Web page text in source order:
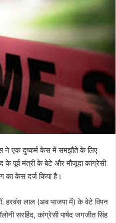
ने एक दुष्कर्म केस में समझौते के लिए
पूर्व मंत्री के बेटे और मौजूदा कांग्रेसी
का केस दर्ज किया है।
हरबंस लाल (अब भाजपा में) के बेटे विपन
सरहिंद, कांग्रेसी पार्षद जगजीत सिंह